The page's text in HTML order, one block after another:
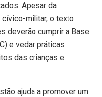
Apesar da
militar, o texto
deverão cumprir a Base
e vedar práticas
das crianças e
ajuda a promover um